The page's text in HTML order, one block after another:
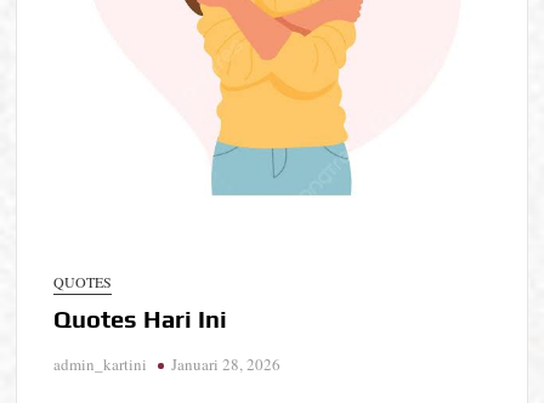
QUOTES
Quotes Hari Ini
admin_kartini Januari 28, 2026